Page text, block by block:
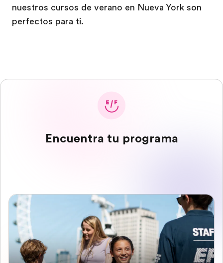
nuestros cursos de verano en Nueva York son
perfectos para ti.
Encuentra tu programa